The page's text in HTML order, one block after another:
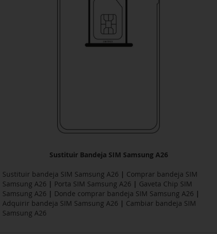
Sustituir Bandeja SIM Samsung A26
Sustituir bandeja SIM Samsung A26 | Comprar bandeja SIM
Samsung A26 | Porta SIM Samsung A26 | Gaveta Chip SIM
Samsung A26 | Donde comprar bandeja SIM Samsung A26 |
Adquirir bandeja SIM Samsung A26 | Cambiar bandeja SIM
Samsung A26